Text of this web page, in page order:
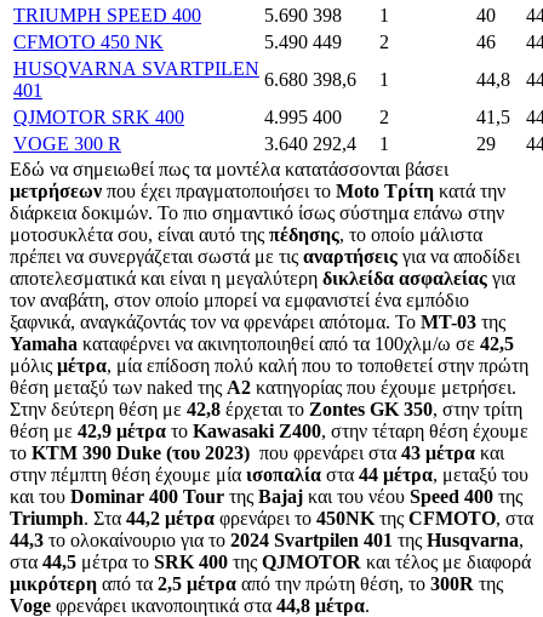
TRIUMPH SPEED 400
5.690 398 1 40
CFMOTO 450 NK
5.490 449 2 46
HUSQVARNA SVARTPILEN
401
6.680 398,6 1 44,8
QJMOTOR SRK 400
4.995 400 2 41,5
VOGE 300 R
3.640 292,4 1 29
Εδώ να σημειωθεί πως τα μοντέλα κατατάσσονται βάσει
μετρήσεων που έχει πραγματοποιήσει το Moto Τρίτη κατά την
διάρκεια δοκιμών. Το πιο σημαντικό ίσως σύστημα επάνω στην
μοτοσυκλέτα σου, είναι αυτό της πέδησης, το οποίο μάλιστα
πρέπει να συνεργάζεται σωστά με τις αναρτήσεις για να αποδίδει
αποτελεσματικά και είναι η μεγαλύτερη δικλείδα ασφαλείας για
τον αναβάτη, στον οποίο μπορεί να εμφανιστεί ένα εμπόδιο
ξαφνικά, αναγκάζοντάς τον να φρενάρει απότομα. Το MT-03 της
Yamaha καταφέρνει να ακινητοποιηθεί από τα 100χλμ/ω σε 42,5
μόλις μέτρα, μία επίδοση πολύ καλή που το τοποθετεί στην πρώτη
θέση μεταξύ των naked της Α2 κατηγορίας που έχουμε μετρήσει.
Στην δεύτερη θέση με 42,8 έρχεται το Zontes GK 350, στην τρίτη
θέση με 42,9 μέτρα το Kawasaki Z400, στην τέταρη θέση έχουμε
το KTM 390 Duke (του 2023) που φρενάρει στα 43 μέτρα και
στην πέμπτη θέση έχουμε μία ισοπαλία στα 44 μέτρα, μεταξύ του
και του Dominar 400 Tour της Bajaj και του νέου Speed 400 της
Triumph. Στα 44,2 μέτρα φρενάρει το 450NK της CFMOTO, στα
44,3 το ολοκαίνουριο για το 2024 Svartpilen 401 της Husqvarna,
στα 44,5 μέτρα το SRK 400 της QJMOTOR και τέλος με διαφορά
μικρότερη από τα 2,5 μέτρα από την πρώτη θέση, το 300R της
Voge φρενάρει ικανοποιητικά στα 44,8 μέτρα.